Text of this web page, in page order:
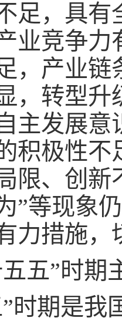
足，具有
业竞争
，产业链
，转型升
主发展意
积极性不
限、创新
”等现象
力措施，
五”时期
时期是我